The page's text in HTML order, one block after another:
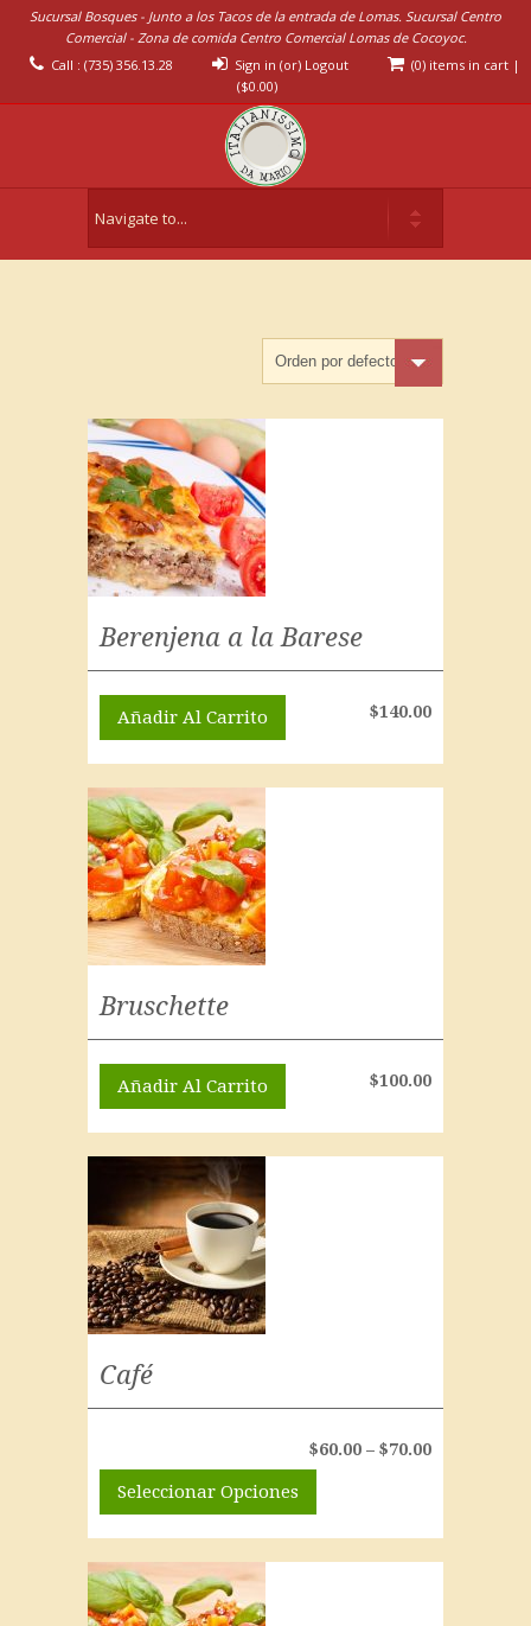
Sucursal Bosques - Junto a los Tacos de la entrada de Lomas. Sucursal Centro
Comercial - Zona de comida Centro Comercial Lomas de Cocoyoc.
Call : (735) 356.13.28
Sign in (or) Logout (0) items in cart|
($0.00)
Berenjena a la Barese
$140.00
Añadir Al Carrito
Bruschette
$100.00
Añadir Al Carrito
Café
$60.00 – $70.00
Seleccionar Opciones